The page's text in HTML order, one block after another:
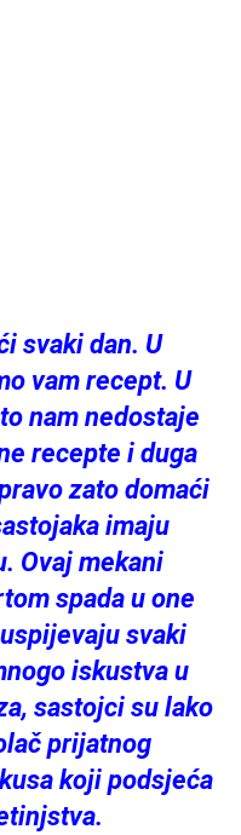
svaki dan. U
vam recept. U
nam nedostaje
recepte i duga
zato domaći
imaju
Ovaj mekani
spada u one
svaki
iskustva u
sastojci su lako
prijatnog
koji podsjeća